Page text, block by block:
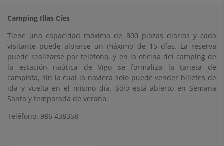
Camping Illas Cíes
Tiene una capacidad máxima de 800 plazas diarias y cada
visitante puede alojarse un máximo de 15 días. La reserva
puede realizarse por teléfono, y en la oficina del camping de
la estación naútica de Vigo se formaliza la tarjeta de
campista, sin la cual la naviera solo puede vender billetes de
ida y vuelta en el mismo día. Sólo está abierto en Semana
Santa y temporada de verano.
Teléfono: 986 438358